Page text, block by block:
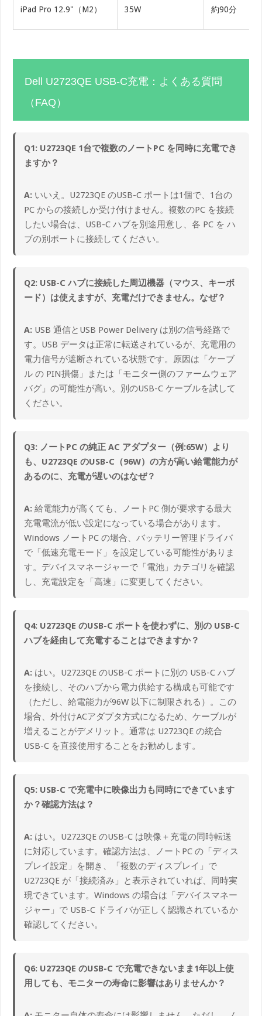
iPad Pro 12.9"（M2） 35W 約90分
Dell U2723QE USB-C充電：よくある質問
（FAQ）
Q1: U2723QE 1台で複数のノートPC を同時に充電でき
ますか？
A: いいえ。U2723QE のUSB-C ポートは1個で、1台の
PC からの接続しか受け付けません。複数のPC を接続
したい場合は、USB-C ハブを別途用意し、各 PC を ハ
ブの別ポートに接続してください。
Q2: USB-C ハブに接続した周辺機器（マウス、キーボ
ード）は使えますが、充電だけできません。なぜ？
A: USB 通信とUSB Power Delivery は別の信号経路で
す。USB データは正常に転送されているが、充電用の
電力信号が遮断されている状態です。原因は「ケーブ
ル の PIN損傷」または「モニター側のファームウェア
バグ」の可能性が高い。別のUSB-C ケーブルを試して
ください。
Q3: ノートPC の純正 AC アダプター（例:65W）より
も、U2723QE のUSB-C（96W）の方が高い給電能力が
あるのに、充電が遅いのはなぜ？
A: 給電能力が高くても、ノートPC 側が要求する最大
充電電流が低い設定になっている場合があります。
Windows ノートPC の場合、バッテリー管理ドライバ
で「低速充電モード」を設定している可能性がありま
す。デバイスマネージャーで「電池」カテゴリを確認
し、充電設定を「高速」に変更してください。
Q4: U2723QE のUSB-C ポートを使わずに、別の USB-C
ハブを経由して充電することはできますか？
A: はい。U2723QE のUSB-C ポートに別の USB-C ハブ
を接続し、そのハブから電力供給する構成も可能です
（ただし、給電能力が96W 以下に制限される）。この
場合、外付けACアダプタ方式になるため、ケーブルが
増えることがデメリット。通常は U2723QE の統合
USB-C を直接使用することをお勧めします。
Q5: USB-C で充電中に映像出力も同時にできています
か？確認方法は？
A: はい。U2723QE のUSB-C は映像＋充電の同時転送
に対応しています。確認方法は、ノートPC の「ディス
プレイ設定」を開き、「複数のディスプレイ」で
U2723QE が「接続済み」と表示されていれば、同時実
現できています。Windows の場合は「デバイスマネー
ジャー」で USB-C ドライバが正しく認識されているか
確認してください。
Q6: U2723QE のUSB-C で充電できないまま1年以上使
用しても、モニターの寿命に影響はありませんか？